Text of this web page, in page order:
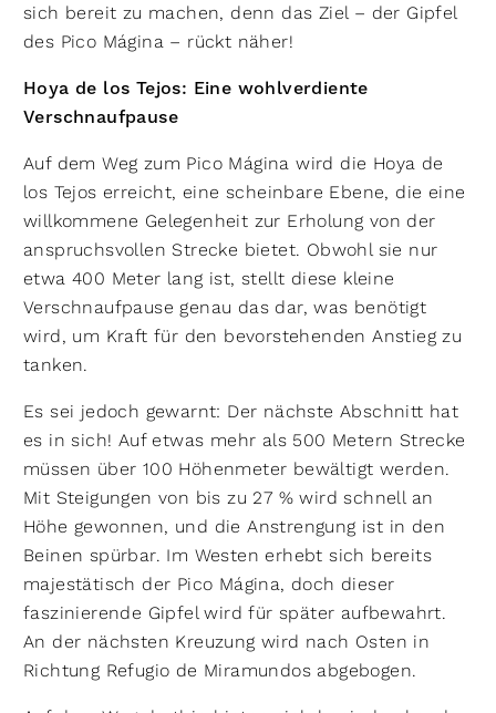
sich bereit zu machen, denn das Ziel – der Gipfel
des Pico Mágina – rückt näher!
Hoya de los Tejos: Eine wohlverdiente
Verschnaufpause
Auf dem Weg zum Pico Mágina wird die Hoya de
los Tejos erreicht, eine scheinbare Ebene, die eine
willkommene Gelegenheit zur Erholung von der
anspruchsvollen Strecke bietet. Obwohl sie nur
etwa 400 Meter lang ist, stellt diese kleine
Verschnaufpause genau das dar, was benötigt
wird, um Kraft für den bevorstehenden Anstieg zu
tanken.
Es sei jedoch gewarnt: Der nächste Abschnitt hat
es in sich! Auf etwas mehr als 500 Metern Strecke
müssen über 100 Höhenmeter bewältigt werden.
Mit Steigungen von bis zu 27 % wird schnell an
Höhe gewonnen, und die Anstrengung ist in den
Beinen spürbar. Im Westen erhebt sich bereits
majestätisch der Pico Mágina, doch dieser
faszinierende Gipfel wird für später aufbewahrt.
An der nächsten Kreuzung wird nach Osten in
Richtung Refugio de Miramundos abgebogen.